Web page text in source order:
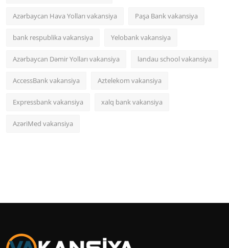
Azərbaycan Hava Yolları vakansiya Paşa Bank vakansiya
bank respublika vakansiya Yelobank vakansiya
Azərbaycan Dəmir Yolları vakansiya landau school vakansiya
AccessBank vakansiya Aztelekom vakansiya
Expressbank vakansiya xalq bank vakansiya
AzəriMed vakansiya